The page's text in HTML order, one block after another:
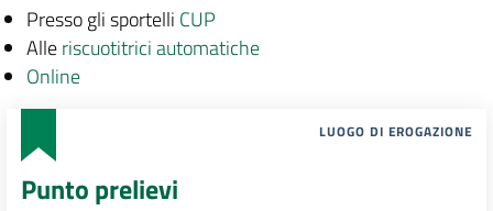
Presso gli sportelli CUP
Alleriscuotitrici automatiche
Online
LUOGO DI EROGAZIONE
Punto prelievi